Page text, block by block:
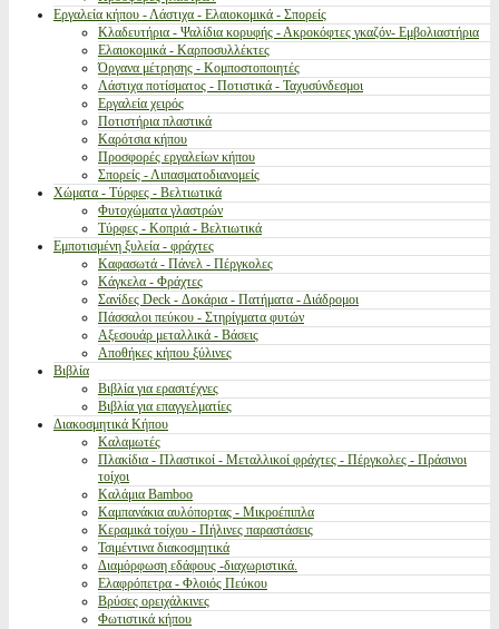
Εργαλεία κήπου - Λάστιχα - Ελαιοκομικά - Σπορείς
Κλαδευτήρια - Ψαλίδια κορυφής - Ακροκόφτες γκαζόν- Εμβολιαστήρια
Ελαιοκομικά - Καρποσυλλέκτες
Όργανα μέτρησης - Κομποστοποιητές
Λάστιχα ποτίσματος - Ποτιστικά - Ταχυσύνδεσμοι
Εργαλεία χειρός
Ποτιστήρια πλαστικά
Καρότσια κήπου
Προσφορές εργαλείων κήπου
Σπορείς - Λιπασματοδιανομείς
Χώματα - Τύρφες - Βελτιωτικά
Φυτοχώματα γλαστρών
Τύρφες - Κοπριά - Βελτιωτικά
Εμποτισμένη ξυλεία - φράχτες
Καφασωτά - Πάνελ - Πέργκολες
Κάγκελα - Φράχτες
Σανίδες Deck - Δοκάρια - Πατήματα - Διάδρομοι
Πάσσαλοι πεύκου - Στηρίγματα φυτών
Αξεσουάρ μεταλλικά - Βάσεις
Αποθήκες κήπου ξύλινες
Βιβλία
Βιβλία για ερασιτέχνες
Βιβλία για επαγγελματίες
Διακοσμητικά Κήπου
Καλαμωτές
Πλακίδια - Πλαστικοί - Μεταλλικοί φράχτες - Πέργκολες - Πράσινοι
τοίχοι
Καλάμια Bamboo
Καμπανάκια αυλόπορτας - Μικροέπιπλα
Κεραμικά τοίχου - Πήλινες παραστάσεις
Τσιμέντινα διακοσμητικά
Διαμόρφωση εδάφους -διαχωριστικά.
Ελαφρόπετρα - Φλοιός Πεύκου
Βρύσες ορειχάλκινες
Φωτιστικά κήπου